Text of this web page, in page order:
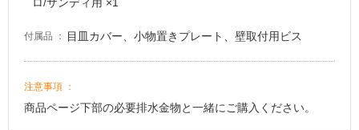
ロ/サンディ用 ×1
付属品 目皿カバー、小物置きプレート、壁取付用ビス
注意事項
商品ページ下部の必要排水金物と一緒にご購入ください。